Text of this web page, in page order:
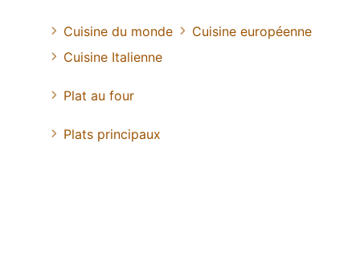
Cuisine du monde
Cuisine européenne
Cuisine Italienne
Plat au four
Plats principaux